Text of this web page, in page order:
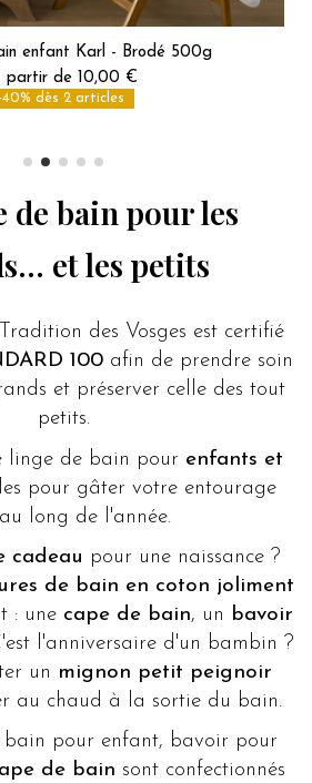
enfant Karl - Brodé 500g
partir de 10,00 €
-40% dès 2 articles
de bain pour les
et les petits
des Vosges est certifié
100 afin de prendre soin
et préserver celle des tout
petits.
linge de bain pour enfants et
pour gâter votre entourage
long de l'année.
cadeau pour une naissance ?
de bain en coton joliment
: une cape de bain, un bavoir
l'anniversaire d'un bambin ?
un mignon petit peignoir
au chaud à la sortie du bain.
bain pour enfant, bavoir pour
de bain sont confectionnés